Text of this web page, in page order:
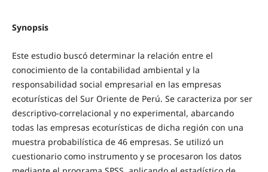
Synopsis
Este estudio buscó determinar la relación entre el
conocimiento de la contabilidad ambiental y la
responsabilidad social empresarial en las empresas
ecoturísticas del Sur Oriente de Perú. Se caracteriza por ser
descriptivo-correlacional y no experimental, abarcando
todas las empresas ecoturísticas de dicha región con una
muestra probabilística de 46 empresas. Se utilizó un
cuestionario como instrumento y se procesaron los datos